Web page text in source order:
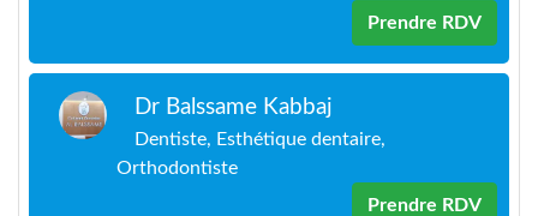
Prendre RDV
Dr Balssame Kabbaj
Dentiste, Esthétique dentaire,
Orthodontiste
Prendre RDV